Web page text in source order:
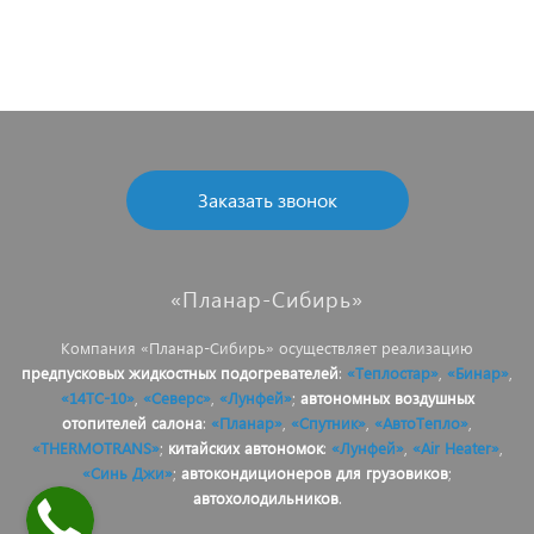
Заказать звонок
«Планар-Сибирь»
Компания «Планар-Сибирь» осуществляет реализацию
предпусковых жидкостных подогревателей: «Теплостар» «Бинар»
«14ТС-10», «Северс», «Лунфей»; автономных воздушных
отопителей салона: «Планар» «Спутник» «АвтоТепло»
«THERMOTRANS»; китайских автономок: «Лунфей», «Air Heater»,
«Синь Джи»; автокондиционеров для грузовиков;
автохолодильников.